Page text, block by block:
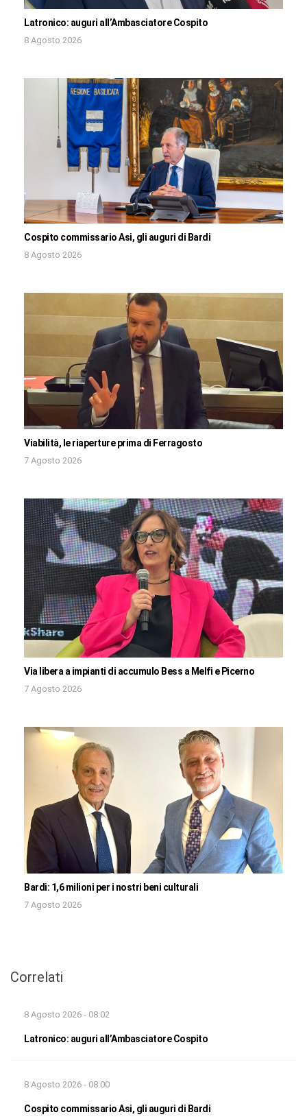
Latronico: auguri all’Ambasciatore Cospito
8 Agosto 2026
Cospito commissario Asi, gli auguri di Bardi
8 Agosto 2026
Viabilità, le riaperture prima di Ferragosto
7 Agosto 2026
Via libera a impianti di accumulo Bess a Melfi e Picerno
7 Agosto 2026
Bardi: 1,6 milioni per i nostri beni culturali
7 Agosto 2026
Correlati
8 Agosto 2026 - 08:02
Latronico: auguri all’Ambasciatore Cospito
8 Agosto 2026 - 08:00
Cospito commissario Asi, gli auguri di Bardi